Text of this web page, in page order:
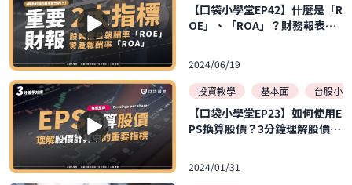
【口袋小學堂EP42】什麼是「R
OE」、「ROA」？財務報表中
知的基本面指標(三)
2024/06/19
投資教學
基本面 台股小
【口袋小學堂EP23】如何使用E
PS換算股價？3分鐘理解股價計
2024/01/31